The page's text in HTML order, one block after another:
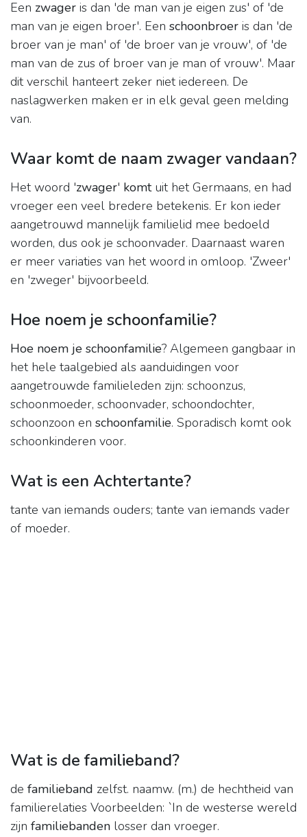
Een zwager is dan 'de man van je eigen zus' of 'de
man van je eigen broer'. Een schoonbroer is dan 'de
broer van je man' of 'de broer van je vrouw', of 'de
man van de zus of broer van je man of vrouw'. Maar
dit verschil hanteert zeker niet iedereen. De
naslagwerken maken er in elk geval geen melding
van.
Waar komt de naam zwager vandaan?
Het woord 'zwager' komtuit het Germaans, en had
vroeger een veel bredere betekenis. Er kon ieder
aangetrouwd mannelijk familielid mee bedoeld
worden, dus ook je schoonvader. Daarnaast waren
er meer variaties van het woord in omloop. 'Zweer'
en 'zweger' bijvoorbeeld.
Hoe noem je schoonfamilie?
Hoe noem je schoonfamilie? Algemeen gangbaar in
het hele taalgebied als aanduidingen voor
aangetrouwde familieleden zijn: schoonzus,
schoonmoeder, schoonvader, schoondochter,
schoonzoon en schoonfamilie. Sporadisch komt ook
schoonkinderen voor.
Wat is een Achtertante?
tante van iemands ouders; tante van iemands vader
of moeder.
Wat is de familieband?
de familieband zelfst. naamw. (m.) de hechtheid van
familierelaties Voorbeelden: `In de westerse wereld
zijn familiebanden losser dan vroeger.